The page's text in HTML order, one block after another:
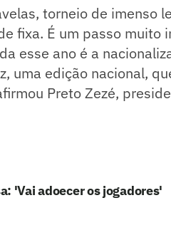
torneio de imenso
fixa. É um passo muito
esse ano é a
uma edição nacional,
Preto Zezé,
'Vai adoecer os jogadores'